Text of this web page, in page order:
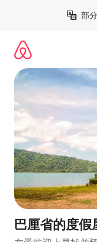
部
巴厘省的度假